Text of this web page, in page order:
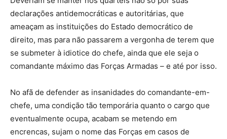
declarações antidemocráticas e autoritárias, que
ameaçam as instituições do Estado democrático de
direito, mas para não passarem a vergonha de terem que
se submeter à idiotice do chefe, ainda que ele seja o
comandante máximo das Forças Armadas – e até por isso.
No afã de defender as insanidades do comandante-em-
chefe, uma condição tão temporária quanto o cargo que
eventualmente ocupa, acabam se metendo em
encrencas, sujam o nome das Forças em casos de